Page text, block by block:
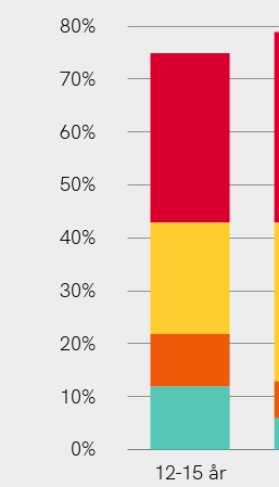
10%
80%
70%
60%
50%
40%
30%
20%
10%
0%
12-15 år